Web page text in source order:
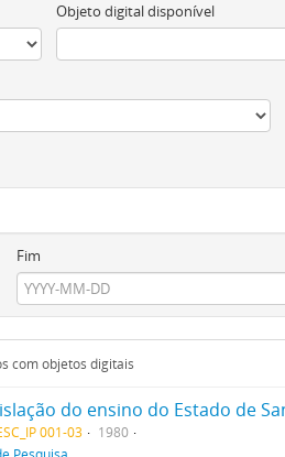
Objeto digital disponível
Fim
com objetos digitais
do ensino do Estado de
001-03
1980